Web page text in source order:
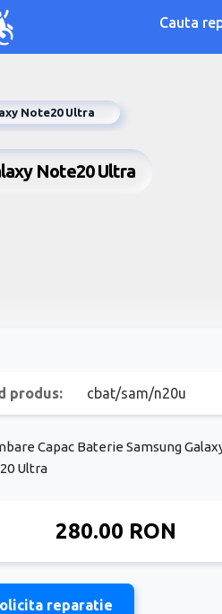
Cauta
Note20 Ultra
Note20 Ultra
produs: cbat/sam/n20u
Capac Baterie Samsung
Ultra
280.00 RON
reparatie